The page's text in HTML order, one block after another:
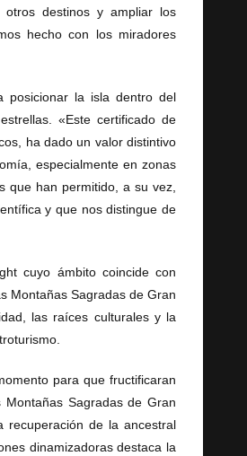
otros destinos y ampliar los
hecho con los miradores
posicionar la isla dentro del
«Este certificado de
ha dado un valor distintivo
especialmente en zonas
que han permitido, a su vez,
y que nos distingue de
cuyo ámbito coincide con
Montañas Sagradas de Gran
las raíces culturales y la
para que fructificaran
Sagradas de Gran
recuperación de la ancestral
dinamizadoras destaca la